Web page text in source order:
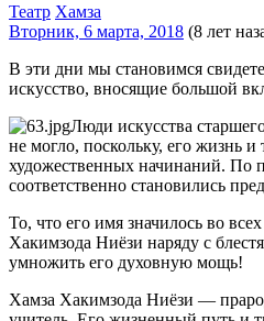
Театр Хамза
Вторник, 6 марта, 2018 (8 лет
В эти дни мы становимся
искусство, вносящие большой
Люди искусства
не могло, поскольку, его жизнь
художественных начинаний. По
соответственно становились
То, что его имя значилось во
Хакимзода Ниёзи наряду с
умножить его духовную мощь!
Хамза Хакимзода Ниёзи —